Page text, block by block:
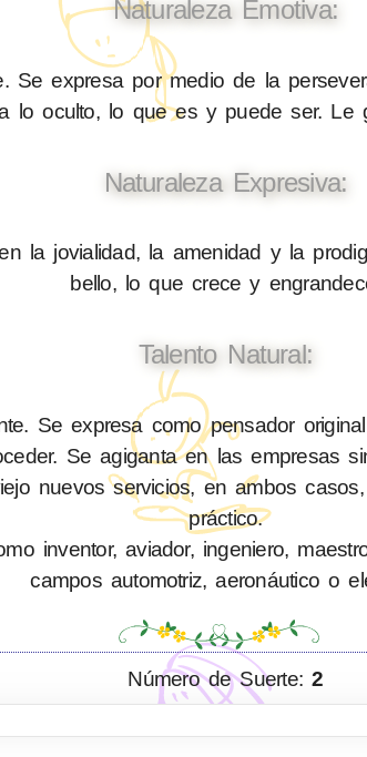
Naturaleza Emotiva:
Se expresa por medio de la
lo oculto, lo que es y puede ser. Le
Naturaleza Expresiva:
la jovialidad, la amenidad y la
bello, lo que crece y
Talento Natural:
Se expresa como pensador
Se agiganta en las empresas
nuevos servicios, en ambos
práctico.
inventor, aviador, ingeniero,
campos automotriz, aeronáutico o
Número de Suerte:2